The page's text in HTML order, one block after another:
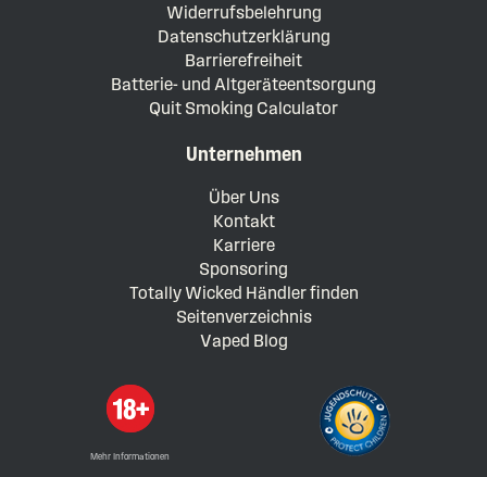
Widerrufsbelehrung
Datenschutzerklärung
Barrierefreiheit
Batterie- und Altgeräteentsorgung
Quit Smoking Calculator
Unternehmen
Über Uns
Kontakt
Karriere
Sponsoring
Totally Wicked Händler finden
Seitenverzeichnis
Vaped Blog
Mehr Informationen